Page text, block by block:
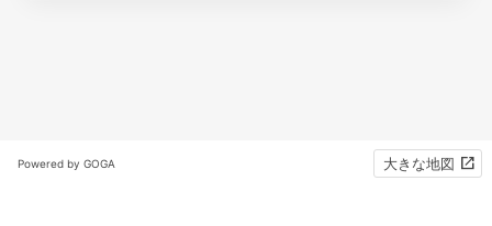
Powered by GOGA 大きな地図